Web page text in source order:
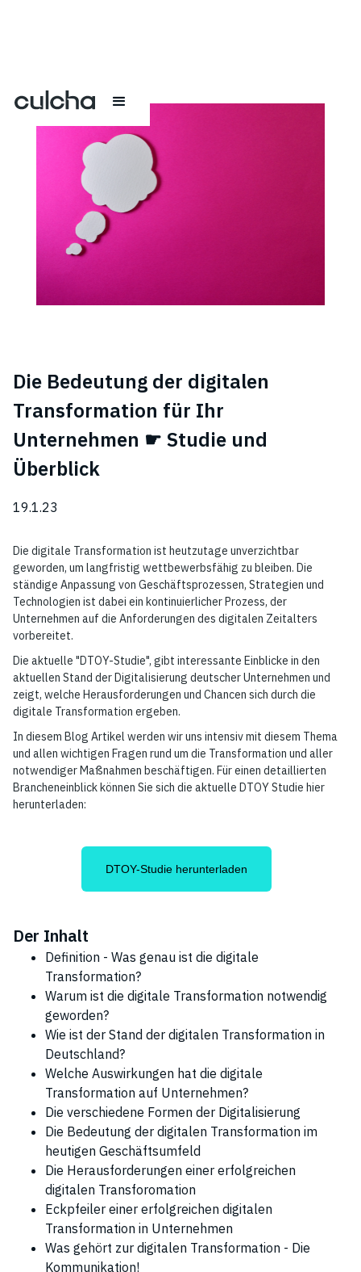
Die Bedeutung der digitalen
Transformation für Ihr
Unternehmen ☛ Studie und
Überblick
19.1.23
Die digitale Transformation ist heutzutage unverzichtbar
geworden, um langfristig wettbewerbsfähig zu bleiben. Die
ständige Anpassung von Geschäftsprozessen, Strategien und
Technologien ist dabei ein kontinuierlicher Prozess, der
Unternehmen auf die Anforderungen des digitalen Zeitalters
vorbereitet.
Die aktuelle "DTOY-Studie", gibt interessante Einblicke in den
aktuellen Stand der Digitalisierung deutscher Unternehmen und
zeigt, welche Herausforderungen und Chancen sich durch die
digitale Transformation ergeben.
In diesem Blog Artikel werden wir uns intensiv mit diesem Thema
und allen wichtigen Fragen rund um die Transformation und aller
notwendiger Maßnahmen beschäftigen. Für einen detaillierten
Brancheneinblick können Sie sich die aktuelle DTOY Studie hier
herunterladen:
DTOY-Studie herunterladen
Der Inhalt
Definition - Was genau ist die digitale
Transformation?
Warum ist die digitale Transformation notwendig
geworden?
Wie ist der Stand der digitalen Transformation in
Deutschland?
Welche Auswirkungen hat die digitale
Transformation auf Unternehmen?
Die verschiedene Formen der Digitalisierung
Die Bedeutung der digitalen Transformation im
heutigen Geschäftsumfeld
Die Herausforderungen einer erfolgreichen
digitalen Transforomation
Eckpfeiler einer erfolgreichen digitalen
Transformation in Unternehmen
Was gehört zur digitalen Transformation - Die
Kommunikation!